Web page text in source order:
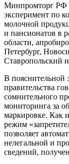
Минпромторг РФ
эксперимент по
молочной
и пансионатов в
области,
Петербург,
Ставропольский
В пояснительной
правительства
сомнительного
мониторинга за
маркировке. Как
режим
позволяет
нелегальной и
сведений,